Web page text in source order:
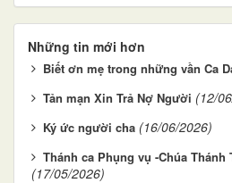
Những tin mới hơn
Biết ơn mẹ trong những vần Ca
Tản mạn Xin Trả Nợ Người (12/
Ký ức người cha (16/06/2026)
Thánh ca Phụng vụ -Chúa Thánh
(17/05/2026)